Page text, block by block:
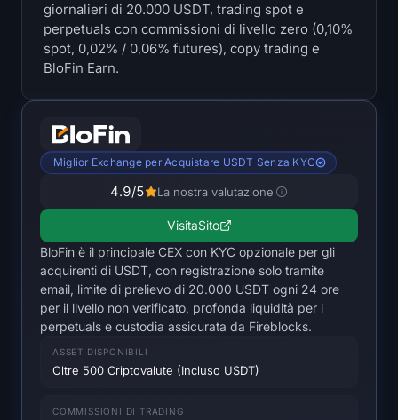
Tesorerie Ethereum
Tesorerie Solana
Liquidations
Tutte le Liquidations
Heatmap ETH
Heatmap SOL
Heatmap HYPE
Heatmap ZEC
giornalieri di 20.000 USDT, trading spot e
perpetuals con commissioni di livello zero (0,10%
spot, 0,02% / 0,06% futures), copy trading e
BloFin Earn.
Miglior Exchange per Acquistare USDT Senza KYC
4.9/5 La nostra valutazione
VisitaSito
BloFin è il principale CEX con KYC opzionale per gli
acquirenti di USDT, con registrazione solo tramite
email, limite di prelievo di 20.000 USDT ogni 24 ore
per il livello non verificato, profonda liquidità per i
perpetuals e custodia assicurata da Fireblocks.
ASSET DISPONIBILI
Oltre 500 Criptovalute (Incluso USDT)
COMMISSIONI DI TRADING